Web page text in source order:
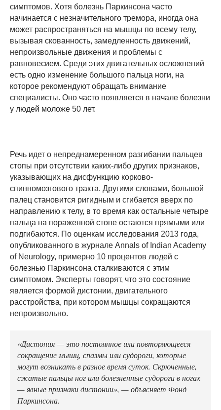
симптомов. Хотя болезнь Паркинсона часто
начинается с незначительного тремора, иногда она
может распространяться на мышцы по всему телу,
вызывая скованность, замедленность движений,
непроизвольные движения и проблемы с
равновесием. Среди этих двигательных осложнений
есть одно изменение большого пальца ноги, на
которое рекомендуют обращать внимание
специалисты. Оно часто появляется в начале болезни
у людей моложе 50 лет.
Речь идет о непреднамеренном разгибании пальцев
стопы при отсутствии каких-либо других признаков,
указывающих на дисфункцию корково-
спинномозгового тракта. Другими словами, большой
палец становится ригидным и сгибается вверх по
направлению к телу, в то время как остальные четыре
пальца на пораженной стопе остаются прямыми или
подгибаются. По оценкам исследования 2013 года,
опубликованного в журнале Annals of Indian Academy
of Neurology, примерно 10 процентов людей с
болезнью Паркинсона сталкиваются с этим
симптомом. Эксперты говорят, что это состояние
является формой дистонии, двигательного
расстройства, при котором мышцы сокращаются
непроизвольно.
«Дистония — это постоянное или повторяющееся
сокращение мышц, спазмы или судороги, которые
могут возникать в разное время суток. Скрюченные,
сжатые пальцы ног или болезненные судороги в ногах
— явные признаки дистонии», — объясняет Фонд
Паркинсона.